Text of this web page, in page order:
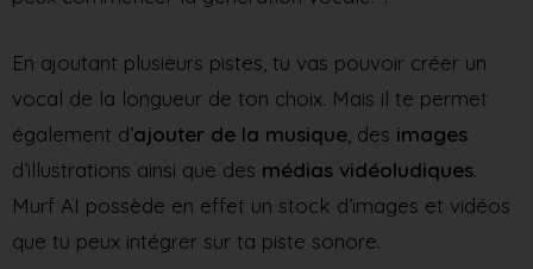
En ajoutant plusieurs pistes, tu vas pouvoir créer un
vocal de la longueur de ton choix. Mais il te permet
également d’ajouter de la musique , des images
d’illustrations ainsi que des médias vidéoludiques.
Murf AI possède en effet un stock d’images et vidéos
que tu peux intégrer sur ta piste sonore.